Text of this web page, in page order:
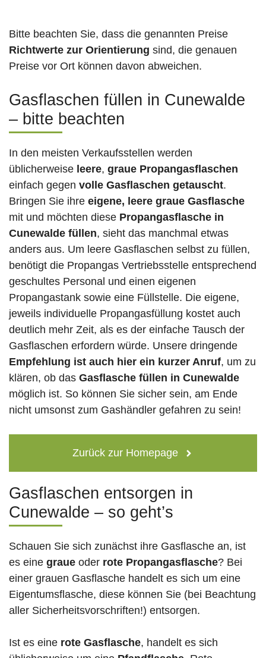
Bitte beachten Sie, dass die genannten Preise
Richtwerte zur Orientierung sind, die genauen
Preise vor Ort können davon abweichen.
Gasflaschen füllen in Cunewalde
– bitte beachten
In den meisten Verkaufsstellen werden
üblicherweise leere, graue Propangasflaschen
einfach gegen volle Gasflaschen getauscht.
Bringen Sie ihre eigene, leere graue Gasflasche
mit und möchten diese Propangasflasche in
Cunewalde füllen, sieht das manchmal etwas
anders aus. Um leere Gasflaschen selbst zu füllen,
benötigt die Propangas Vertriebsstelle entsprechend
geschultes Personal und einen eigenen
Propangastank sowie eine Füllstelle. Die eigene,
jeweils individuelle Propangasfüllung kostet auch
deutlich mehr Zeit, als es der einfache Tausch der
Gasflaschen erfordern würde. Unsere dringende
Empfehlung ist auch hier ein kurzer Anruf, um zu
klären, ob das Gasflasche füllen in Cunewalde
möglich ist. So können Sie sicher sein, am Ende
nicht umsonst zum Gashändler gefahren zu sein!
Zurück zur Homepage
Gasflaschen entsorgen in
Cunewalde – so geht’s
Schauen Sie sich zunächst ihre Gasflasche an, ist
es eine graue oder rote Propangasflasche? Bei
einer grauen Gasflasche handelt es sich um eine
Eigentumsflasche, diese können Sie (bei Beachtung
aller Sicherheitsvorschriften!) entsorgen.
Ist es eine rote Gasflasche, handelt es sich